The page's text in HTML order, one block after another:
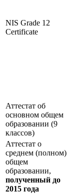
NIS Grade 12
Certificate
Аттестат об
основном общем
образовании (9
классов)
Аттестат о
среднем (полном)
общем
образовании,
полученный до
2015 года